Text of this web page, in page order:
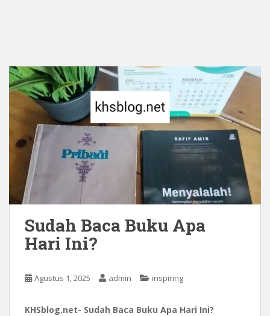
Sudah Baca Buku Apa
Hari Ini?
Agustus 1, 2025 admin inspiring
KHSblog.net- Sudah Baca Buku Apa Hari Ini?